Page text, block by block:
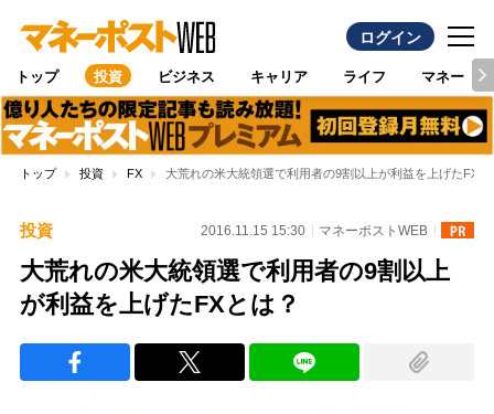
ログイン
トップ 投資 ビジネス キャリア ライフ マネー
トップ 投資 FX 大荒れの米大統領選で利用者の9割以上が利益を上げたFXと
投資 2016.11.15 15:30 マネーポストWEB
大荒れの米大統領選で利用者の9割以上
が利益を上げたFXとは？